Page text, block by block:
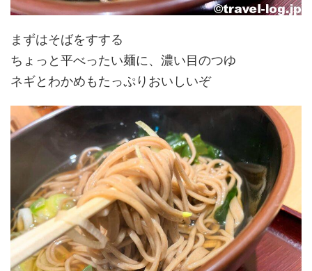
まずはそばをすする
ちょっと平べったい麺に、濃い目のつゆ
ネギとわかめもたっぷりおいしいぞ